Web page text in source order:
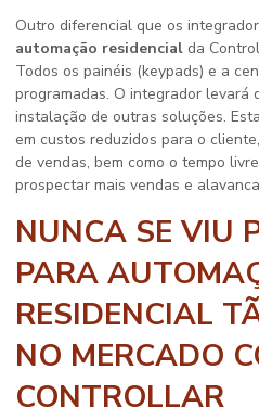
Outro diferencial que os
automação residencial da
Todos os painéis (keypads) e a
programadas. O integrador levará
instalação de outras soluções.
em custos reduzidos para o
de vendas, bem como o tempo
prospectar mais vendas e
NUNCA SE VIU
PARA
RESIDENCIAL
NO MERCADO
CONTROLLAR